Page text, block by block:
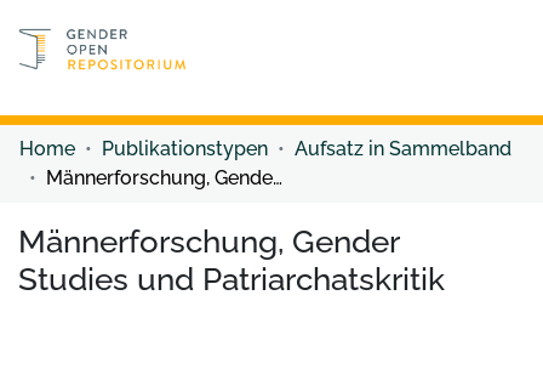
Discover content
Home Publikationstypen
Aufsatz in Sammelband
Männerforschung, Gender Studies und Patriarchatskritik
Männerforschung, Gender
Studies und Patriarchatskritik